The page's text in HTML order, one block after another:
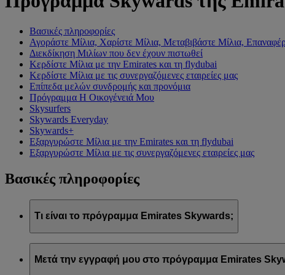
Βασικές πληροφορίες
Αγοράστε Μίλια, Χαρίστε Μίλια, Μεταβιβάστε Μίλια,
Διεκδίκηση Μιλίων που δεν έχουν πιστωθεί
Κερδίστε Μίλια με την Emirates και τη flydubai
Κερδίστε Μίλια με τις συνεργαζόμενες εταιρείες μας
Επίπεδα μελών συνδρομής και προνόμια
Πρόγραμμα Η Οικογένειά Μου
Skysurfers
Skywards Everyday
Skywards+
Εξαργυρώστε Μίλια με την Emirates και τη flydubai
Εξαργυρώστε Μίλια με τις συνεργαζόμενες εταιρείες μας
Βασικές πληροφορίες
Τι είναι το πρόγραμμα Emirates Skywards;
Το πρόγραμμα Emirates Skywards είναι το βραβευμένο
Προσφέρει στα μέλη του μια σειρά προνομίων και εμπειριών
Μετά την εγγραφή μου στο πρόγραμμα Emirates